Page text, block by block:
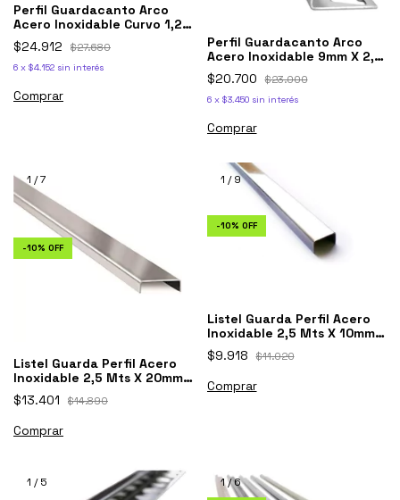
Perfil Guardacanto Arco
Acero Inoxidable Curvo 1,2
Cm mate
$24.912 $27.680
6 x $4.152 sin interés
Comprar
Perfil Guardacanto Arco
Acero Inoxidable 9mm X 2,5
M Perfil
$20.700 $23.000
6 x $3.450 sin interés
Comprar
1 /7
-10% OFF
Listel Guarda Perfil Acero
Inoxidable 2,5 Mts X 20mm
Varilla
$13.401 $14.890
1 /9
-10% OFF
Listel Guarda Perfil Acero
Inoxidable 2,5 Mts X 10mm
Varilla
$9.918 $11.020
1 /5 1/6